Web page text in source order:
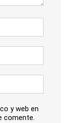
y web en
comente.